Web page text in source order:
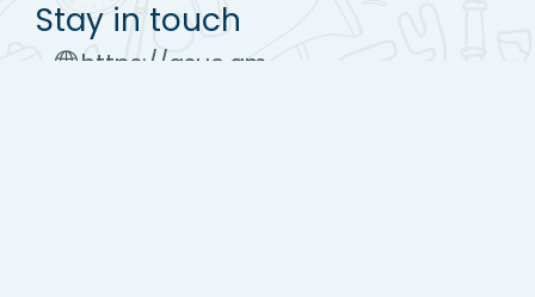
Stay in touch
https://asue.am